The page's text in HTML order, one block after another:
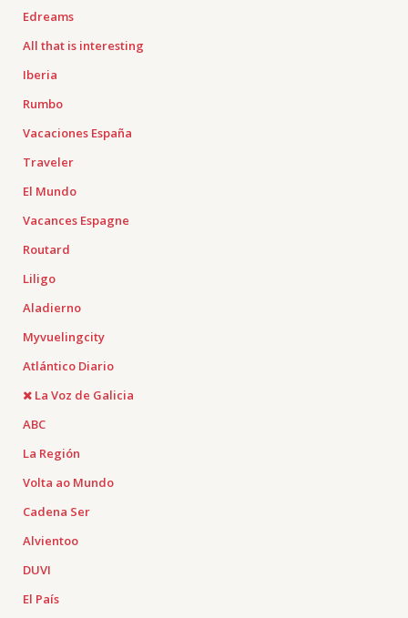
Edreams
All that is interesting
Iberia
Rumbo
Vacaciones España
Traveler
El Mundo
Vacances Espagne
Routard
Liligo
Aladierno
Myvuelingcity
Atlántico Diario
La Voz de Galicia
ABC
La Región
Volta ao Mundo
Cadena Ser
Alvientoo
DUVI
El País